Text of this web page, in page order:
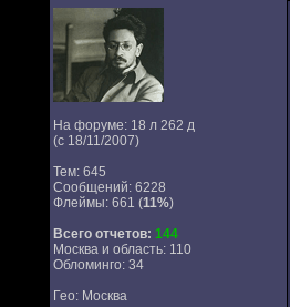
На форуме: 18 л 262 д
(с 18/11/2007)
Тем: 645
Сообщений: 6228
Флеймы: 661 (11%)
Всего отчетов: 144
Москва и область: 110
Обломинго: 34
Гео: Москва